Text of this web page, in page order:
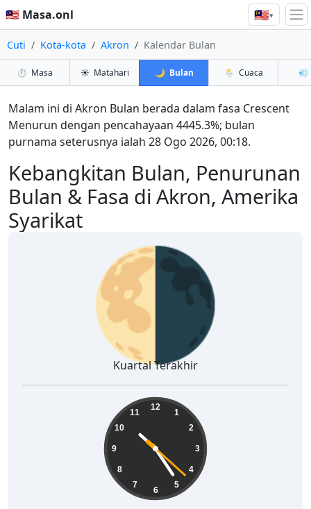
🇲🇾 Masa.onl 🇲🇾▾
Cuti Kota-kota Akron Kalendar Bulan
⏱️ Masa ☀️ Matahari 🌙 Bulan 🌦️ Cuaca 💨
Kebangkitan Bulan, Penurunan
Bulan & Fasa di Akron, Amerika
Syarikat
Malam ini di Akron Bulan berada dalam fasa Crescent
Menurun dengan pencahayaan 4445.3%; bulan
purnama seterusnya ialah 28 Ogo 2026, 00:18.
🌗
Kuartal Terakhir
12
1
2
3
4
5
6
7
8
9
10
11